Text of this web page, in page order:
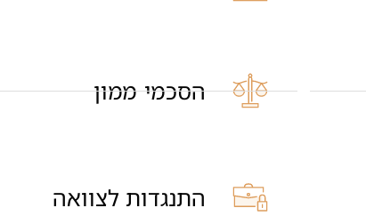
הסכמי ממון
התנגדות לצוואה